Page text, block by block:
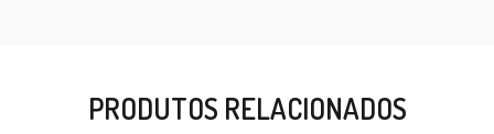
PRODUTOS RELACIONADOS